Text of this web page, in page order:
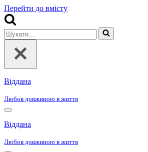
Перейти до вмісту
Шукати...
Віддана
Любов довжиною в життя
Меню
навігації
Віддана
Любов довжиною в життя